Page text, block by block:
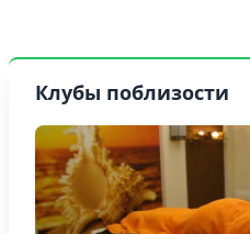
Клубы поблизости